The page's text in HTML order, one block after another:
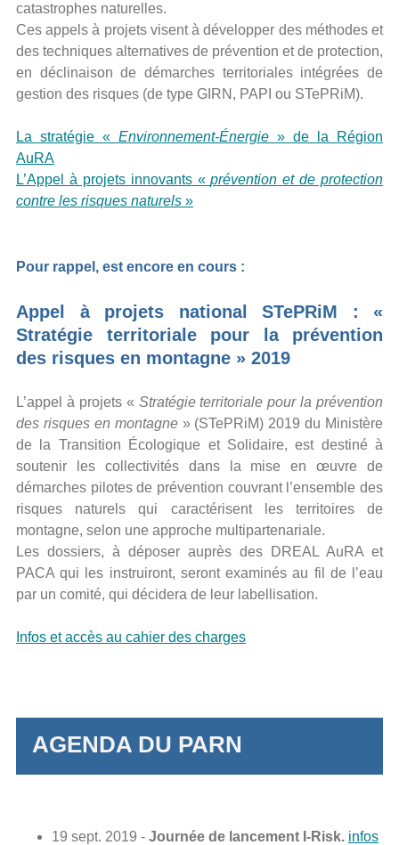
catastrophes naturelles.
Ces appels à projets visent à développer des méthodes et
des techniques alternatives de prévention et de protection,
en déclinaison de démarches territoriales intégrées de
gestion des risques (de type GIRN, PAPI ou STePRiM).
La stratégie « Environnement-Énergie » de la Région
AuRA
L’Appel à projets innovants «prévention et de protection
contre les risques naturels »
Pour rappel, est encore en cours :
Appel à projets national STePRiM : «
Stratégie territoriale pour la prévention
des risques en montagne » 2019
L’appel à projets « Stratégie territoriale pour la prévention
des risques en montagne» (STePRiM) 2019 du Ministère
de la Transition Écologique et Solidaire, est destiné à
soutenir les collectivités dans la mise en œuvre de
démarches pilotes de prévention couvrant l’ensemble des
risques naturels qui caractérisent les territoires de
montagne, selon une approche multipartenariale.
Les dossiers, à déposer auprès des DREAL AuRA et
PACA qui les instruiront, seront examinés au fil de l’eau
par un comité, qui décidera de leur labellisation.
Infos et accès au cahier des charges
AGENDA DU PARN
19 sept. 2019 - Journée de lancement I-Risk. infos